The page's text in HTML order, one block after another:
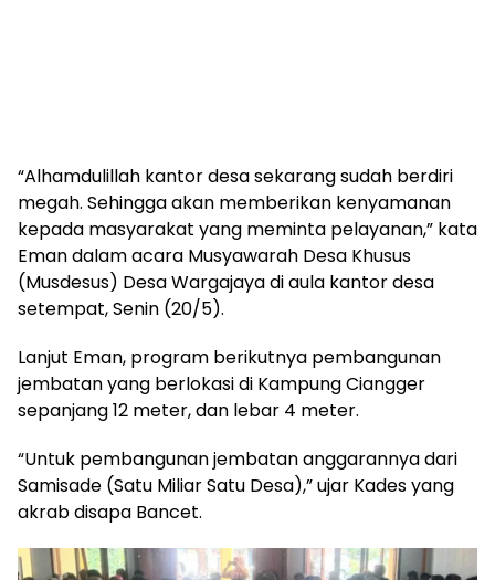
“Alhamdulillah kantor desa sekarang sudah berdiri
megah. Sehingga akan memberikan kenyamanan
kepada masyarakat yang meminta pelayanan,” kata
Eman dalam acara Musyawarah Desa Khusus
(Musdesus) Desa Wargajaya di aula kantor desa
setempat, Senin (20/5).
Lanjut Eman, program berikutnya pembangunan
jembatan yang berlokasi di Kampung Ciangger
sepanjang 12 meter, dan lebar 4 meter.
“Untuk pembangunan jembatan anggarannya dari
Samisade (Satu Miliar Satu Desa),” ujar Kades yang
akrab disapa Bancet.